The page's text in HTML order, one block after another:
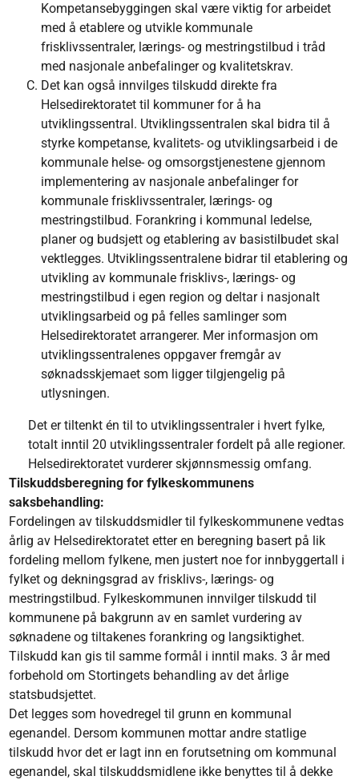
Kompetansebyggingen skal være viktig for arbeidet
med å etablere og utvikle kommunale
frisklivssentraler, lærings- og mestringstilbud i tråd
med nasjonale anbefalinger og kvalitetskrav.
Det kan også innvilges tilskudd direkte fra
Helsedirektoratet til kommuner for å ha
utviklingssentral. Utviklingssentralen skal bidra til å
styrke kompetanse, kvalitets- og utviklingsarbeid i de
kommunale helse- og omsorgstjenestene gjennom
implementering av nasjonale anbefalinger for
kommunale frisklivssentraler, lærings- og
mestringstilbud. Forankring i kommunal ledelse,
planer og budsjett og etablering av basistilbudet skal
vektlegges. Utviklingssentralene bidrar til etablering og
utvikling av kommunale frisklivs-, lærings- og
mestringstilbud i egen region og deltar i nasjonalt
utviklingsarbeid og på felles samlinger som
Helsedirektoratet arrangerer. Mer informasjon om
utviklingssentralenes oppgaver fremgår av
søknadsskjemaet som ligger tilgjengelig på
utlysningen.
Det er tiltenkt én til to utviklingssentraler i hvert fylke,
totalt inntil 20 utviklingssentraler fordelt på alle regioner.
Helsedirektoratet vurderer skjønnsmessig omfang.
Tilskuddsberegning for fylkeskommunens
saksbehandling:
Fordelingen av tilskuddsmidler til fylkeskommunene vedtas
årlig av Helsedirektoratet etter en beregning basert på lik
fordeling mellom fylkene, men justert noe for innbyggertall i
fylket og dekningsgrad av frisklivs-, lærings- og
mestringstilbud. Fylkeskommunen innvilger tilskudd til
kommunene på bakgrunn av en samlet vurdering av
søknadene og tiltakenes forankring og langsiktighet.
Tilskudd kan gis til samme formål i inntil maks. 3 år med
forbehold om Stortingets behandling av det årlige
statsbudsjettet.
Det legges som hovedregel til grunn en kommunal
egenandel. Dersom kommunen mottar andre statlige
tilskudd hvor det er lagt inn en forutsetning om kommunal
egenandel, skal tilskuddsmidlene ikke benyttes til å dekke